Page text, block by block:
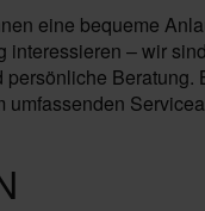
eine bequeme
– wir